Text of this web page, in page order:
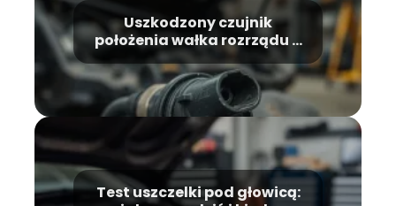
Uszkodzony czujnik
położenia wałka rozrządu –
objawy
Test uszczelki pod głowicą: